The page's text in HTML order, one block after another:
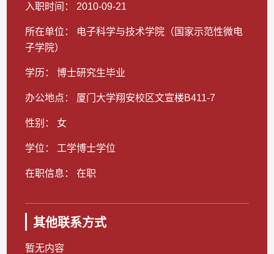
入职时间： 2010-09-21
所在单位： 电子科学与技术学院（国家示范性微电
子学院）
学历： 博士研究生毕业
办公地点： 厦门大学翔安校区文宣楼B411-7
性别： 女
学位： 工学博士学位
在职信息： 在职
其他联系方式
暂无内容